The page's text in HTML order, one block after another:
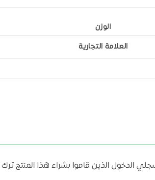
الوزن
العلامة التجارية
الدخول الذين قاموا بشراء هذا المنتج